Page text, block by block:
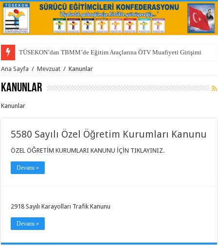
TÜSEKON’dan TBMM’de Eğitim Araçlarına ÖTV Muafiyeti Girişimi
Ana Sayfa / Mevzuat / Kanunlar
Kanunlar
Kanunlar
5580 Sayılı Özel Öğretim Kurumları Kanunu
ÖZEL ÖĞRETİM KURUMLARI KANUNU İÇİN TIKLAYINIZ.
Devamı »
2918 Sayılı Karayolları Trafik Kanunu
Devamı »